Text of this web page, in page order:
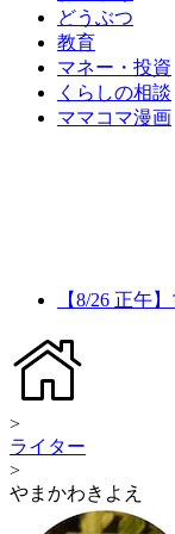
どうぶつ
教育
マネー・投資
くらしの相談
ママコマ漫画
【8/26 正午
>
ライター
>
やまかわきよえ